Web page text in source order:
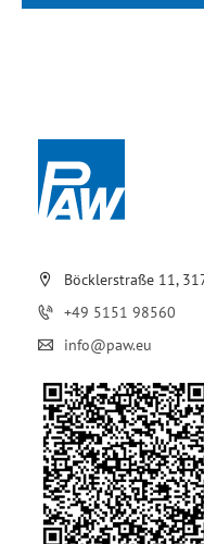
Böcklerstraße 11,
+49 5151 98560
info@paw.eu